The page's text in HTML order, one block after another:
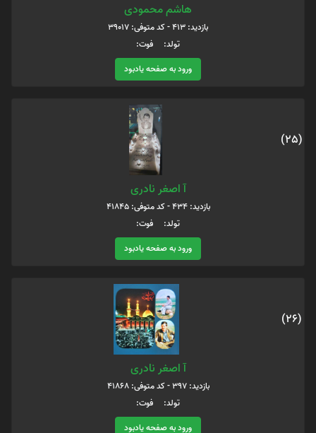
هاشم محمودی
بازدید: 413 - کد متوفی: 39017
تولد: فوت:
ورود به صفحه یادبود
(25)
آ اصغر نادری
بازدید: 434 - کد متوفی: 41845
تولد: فوت:
ورود به صفحه یادبود
(26)
آ اصغر نادری
بازدید: 397 - کد متوفی: 41868
تولد: فوت:
ورود به صفحه یادبود